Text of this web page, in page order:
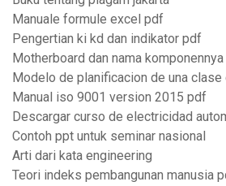
Manuale formule excel pdf
Pengertian ki kd dan indikator pdf
Motherboard dan nama komponennya
Modelo de planificacion de una clase
Manual iso 9001 version 2015 pdf
Descargar curso de electricidad
Contoh ppt untuk seminar nasional
Arti dari kata engineering
Teori indeks pembangunan manusia